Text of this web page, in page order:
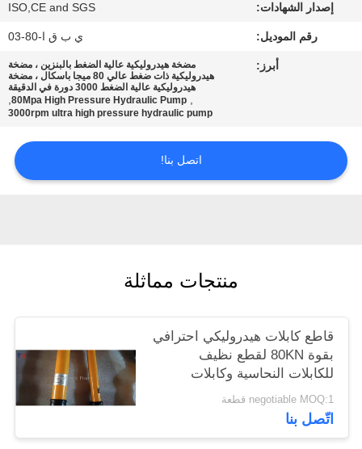
إصدار الشهادات: ISO,CE and SGS
رقم الموديل: ي ب ق ا-80-03
أبرز:
مضخة هيدروليكية عالية الضغط بالبنزين ، مضخة
هيدروليكية ذات ضغط عالي 80 ميجا باسكال ، مضخة
هيدروليكية عالية الضغط 3000 دورة في الدقيقة
,
80Mpa High Pressure Hydraulic Pump
,
3000rpm ultra high pressure hydraulic pump
اتصل بنا!
منتجات مماثلة
قاطع كابلات هيدروليكي احترافي
بقوة 80KN لقطع نظيف
للكابلات النحاسية وكابلات
الطاقة ذات الجهد العالي
negotiable MOQ:1 قطعة
اتّصل بنا